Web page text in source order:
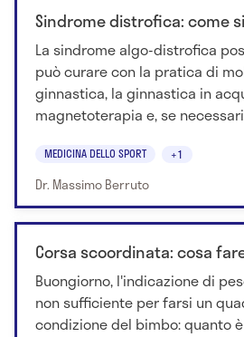
Sindrome distrofica: come
La sindrome algo-distrofica
può curare con la pratica di
ginnastica, la ginnastica in
magnetoterapia e, se
MEDICINA DELLO SPORT +1
Dr. Massimo Berruto
Corsa scoordinata: cosa
Buongiorno, l'indicazione di
non sufficiente per farsi un
condizione del bimbo: quanto è